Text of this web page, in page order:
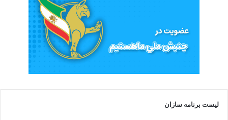
لیست برنامه سازان